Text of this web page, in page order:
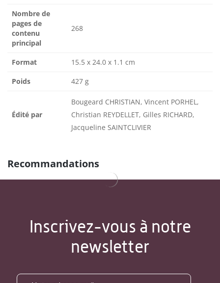
Nombre de
pages de
contenu
principal
268
Format 15.5 x 24.0 x 1.1 cm
Poids 427 g
Édité par
Bougeard CHRISTIAN, Vincent PORHEL,
Christian REYDELLET, Gilles RICHARD,
Jacqueline SAINTCLIVIER
Recommandations
Inscrivez-vous à notre
newsletter